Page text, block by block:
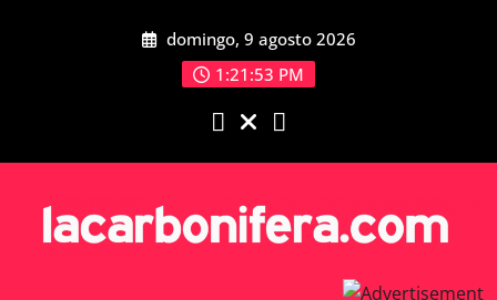
domingo, 9 agosto 2026
1:21:53 PM